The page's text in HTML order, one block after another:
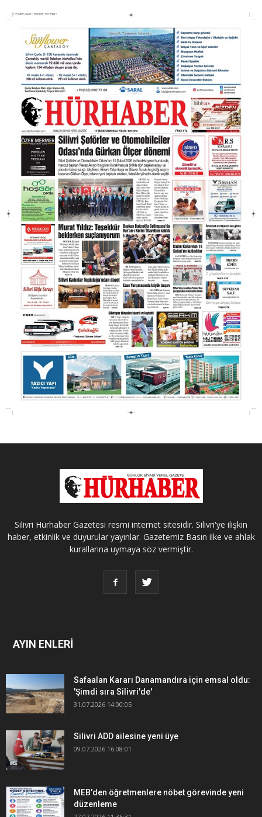
Silivri Hürhaber Gazetesi resmi internet sitesidir. Silivri'ye ilişkin
haber, etkinlik ve duyurular yayınlar. Gazetemiz Basın ilke ve ahlak
kurallarına uymaya söz vermiştir.
AYIN ENLERİ
Safaalan Kararı Danamandıra için emsal oldu:
'Şimdi sıra Silivri'de'
31.07.2026 14:00:05
Silivri ADD ailesine yeni üye
09.07.2026 16:08:01
MEB'den öğretmenlere nöbet görevinde yeni
düzenleme